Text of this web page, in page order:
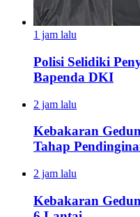
1 jam lalu
Polisi Selidiki
Bapenda DKI
2 jam lalu
Kebakaran
Tahap
2 jam lalu
Kebakaran